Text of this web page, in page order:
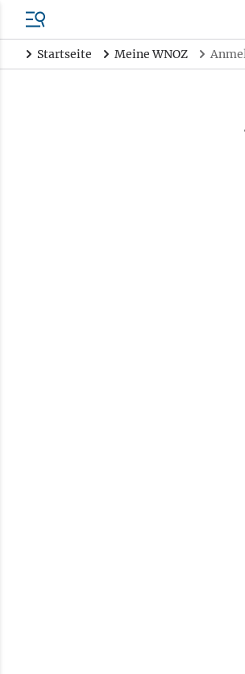
Startseite Meine WNOZ